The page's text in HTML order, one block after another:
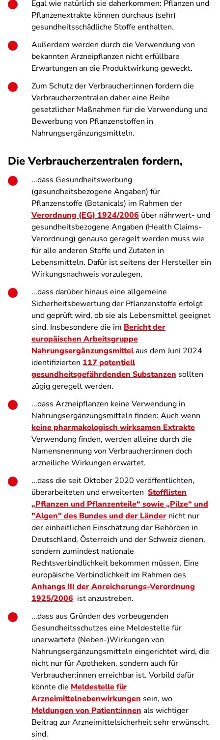
Egal wie natürlich sie daherkommen: Pflanzen und
Pflanzenextrakte können durchaus (sehr)
gesundheitsschädliche Stoffe enthalten.
Außerdem werden durch die Verwendung von
bekannten Arzneipflanzen nicht erfüllbare
Erwartungen an die Produktwirkung geweckt.
Zum Schutz der Verbraucher:innen fordern die
Verbraucherzentralen daher eine Reihe
gesetzlicher Maßnahmen für die Verwendung und
Bewerbung von Pflanzenstoffen in
Nahrungsergänzungsmitteln.
Die Verbraucherzentralen fordern,
...dass Gesundheitswerbung
(gesundheitsbezogene Angaben) für
Pflanzenstoffe (Botanicals) im Rahmen der
Verordnung (EG) 1924/2006 über nährwert- und
gesundheitsbezogene Angaben (Health Claims-
Verordnung) genauso geregelt werden muss wie
für alle anderen Stoffe und Zutaten in
Lebensmitteln. Dafür ist seitens der Hersteller ein
Wirkungsnachweis vorzulegen.
...dass darüber hinaus eine allgemeine
Sicherheitsbewertung der Pflanzenstoffe erfolgt
und geprüft wird, ob sie als Lebensmittel geeignet
sind. Insbesondere die im Bericht der
europäischen Arbeitsgruppe
Nahrungsergänzungsmittelaus dem Juni 2024
identifizierten 117 potentiell
gesundheitsgefährdenden Substanzen sollten
zügig geregelt werden.
...dass Arzneipflanzen keine Verwendung in
Nahrungsergänzungsmitteln finden: Auch wenn
keine pharmakologisch wirksamen Extrakte
Verwendung finden, werden alleine durch die
Namensnennung von Verbraucher:innen doch
arzneiliche Wirkungen erwartet.
...dass die seit Oktober 2020 veröffentlichten,
überarbeiteten und erweiterten Stofflisten
„Pflanzen und Pflanzenteile“ sowie „Pilze“ und
"Algen" des Bundes und der Länder nicht nur
der einheitlichen Einschätzung der Behörden in
Deutschland, Österreich und der Schweiz dienen,
sondern zumindest nationale
Rechtsverbindlichkeit bekommen müssen. Eine
europäische Verbindlichkeit im Rahmen des
Anhangs III der Anreicherungs-Verordnung
1925/2006 ist anzustreben.
...dass aus Gründen des vorbeugenden
Gesundheitsschutzes eine Meldestelle für
unerwartete (Neben-)Wirkungen von
Nahrungsergänzungsmitteln eingerichtet wird, die
nicht nur für Apotheken, sondern auch für
Verbraucher:innen erreichbar ist. Vorbild dafür
könnte die Meldestelle für
Arzneimittelnebenwirkungen sein, wo
Meldungen von Patient:innen als wichtiger
Beitrag zur Arzneimittelsicherheit sehr erwünscht
sind.